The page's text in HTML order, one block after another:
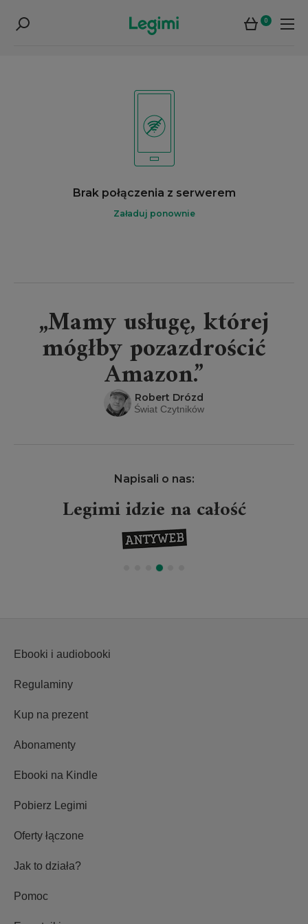
0
Brak połączenia z serwerem
Załaduj ponownie
„Mamy usługę, której
mógłby pozazdrościć
Amazon.”
Robert Drózd
Świat Czytników
Napisali o nas:
Legimi idzie na całość
Ebooki i audiobooki
Regulaminy
Kup na prezent
Abonamenty
Ebooki na Kindle
Pobierz Legimi
Oferty łączone
Jak to działa?
Pomoc